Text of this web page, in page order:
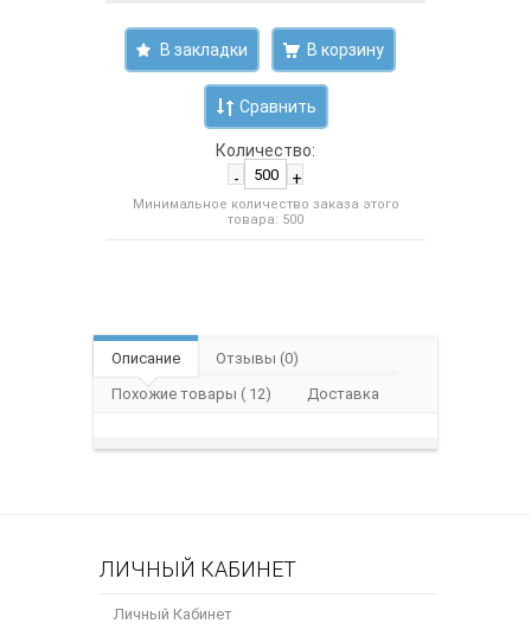
В закладки
Сравнить
Количество:
-
+
Минимальное количество заказа этого
товара: 500
Описание
Отзывы (0)
Похожие товары ( 12)
Доставка
ЛИЧНЫЙ КАБИНЕТ
Личный Кабинет